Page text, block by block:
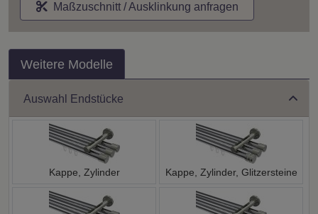
Maßzuschnitt / Ausklinkung anfragen
Weitere Modelle
Auswahl Endstücke
Kappe, Zylinder Kappe, Zylinder, Glitzersteine